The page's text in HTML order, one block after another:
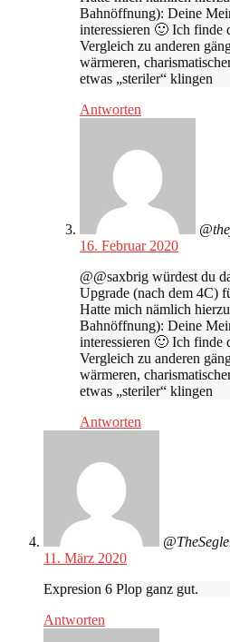
Bahnöffnung): Deine
interessieren 🙂 Ich finde
Vergleich zu anderen
wärmeren,
etwas „steriler“ klingen
Antworten
16. Februar 2020
@@saxbrig würdest du
Upgrade (nach dem 4C)
Hatte mich nämlich
Bahnöffnung): Deine
interessieren 🙂 Ich finde
Vergleich zu anderen
wärmeren,
etwas „steriler“ klingen
Antworten
11. März 2020
Expresion 6 Plop ganz gut.
Antworten